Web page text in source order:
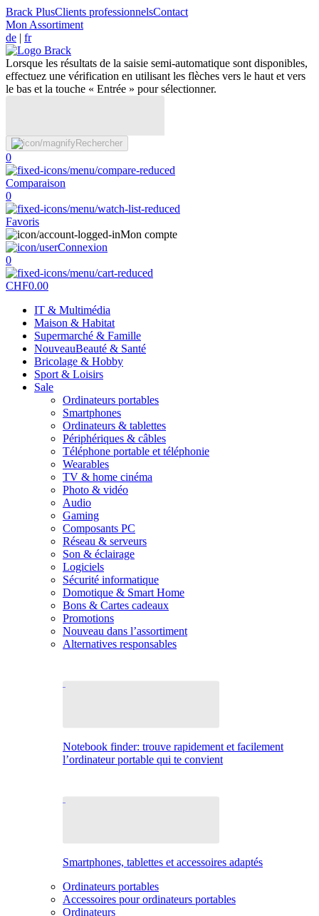
Brack PlusClients professionnelsContact
Mon Assortiment
de | fr
Lorsque les résultats de la saisie semi-automatique sont disponibles,
effectuez une vérification en utilisant les flèches vers le haut et vers
le bas et la touche « Entrée » pour sélectionner.
Rechercher
0
Comparaison
0
Favoris
Mon compte
Connexion
0
CHF0.00
IT & Multimédia
Maison & Habitat
Supermarché & Famille
NouveauBeauté & Santé
Bricolage & Hobby
Sport & Loisirs
Sale
Ordinateurs portables
Smartphones
Ordinateurs & tablettes
Périphériques & câbles
Téléphone portable et téléphonie
Wearables
TV & home cinéma
Photo & vidéo
Audio
Gaming
Composants PC
Réseau & serveurs
Son & éclairage
Logiciels
Sécurité informatique
Domotique & Smart Home
Bons & Cartes cadeaux
Promotions
Nouveau dans l’assortiment
Alternatives responsables
Notebook finder: trouve rapidement et facilement
l’ordinateur portable qui te convient
Smartphones, tablettes et accessoires adaptés
Ordinateurs portables
Accessoires pour ordinateurs portables
Ordinateurs